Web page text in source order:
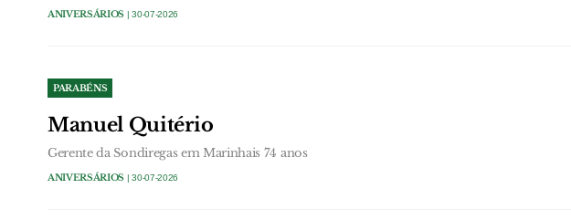
ANIVERSÁRIOS | 30-07-2026
PARABÉNS
Manuel Quitério
Gerente da Sondiregas em Marinhais 74 anos
ANIVERSÁRIOS | 30-07-2026